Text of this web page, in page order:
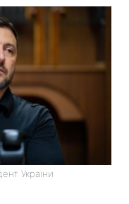
України